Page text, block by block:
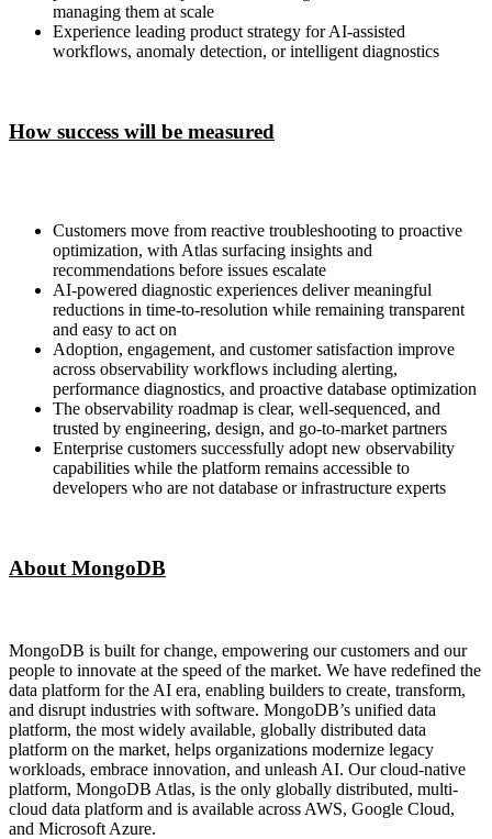
managing them at scale
Experience leading product strategy for AI-assisted
workflows, anomaly detection, or intelligent diagnostics
How success will be measured
Customers move from reactive troubleshooting to proactive
optimization, with Atlas surfacing insights and
recommendations before issues escalate
AI-powered diagnostic experiences deliver meaningful
reductions in time-to-resolution while remaining transparent
and easy to act on
Adoption, engagement, and customer satisfaction improve
across observability workflows including alerting,
performance diagnostics, and proactive database optimization
The observability roadmap is clear, well-sequenced, and
trusted by engineering, design, and go-to-market partners
Enterprise customers successfully adopt new observability
capabilities while the platform remains accessible to
developers who are not database or infrastructure experts
About MongoDB
MongoDB is built for change, empowering our customers and our
people to innovate at the speed of the market. We have redefined the
data platform for the AI era, enabling builders to create, transform,
and disrupt industries with software. MongoDB’s unified data
platform, the most widely available, globally distributed data
platform on the market, helps organizations modernize legacy
workloads, embrace innovation, and unleash AI. Our cloud-native
platform, MongoDB Atlas, is the only globally distributed, multi-
cloud data platform and is available across AWS, Google Cloud,
and Microsoft Azure.